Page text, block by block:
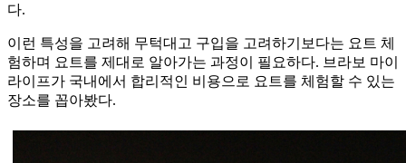
다.
이런 특성을 고려해 무턱대고 구입을 고려하기보다는 요트 체
험하며 요트를 제대로 알아가는 과정이 필요하다. 브라보 마이
라이프가 국내에서 합리적인 비용으로 요트를 체험할 수 있는
장소를 꼽아봤다.